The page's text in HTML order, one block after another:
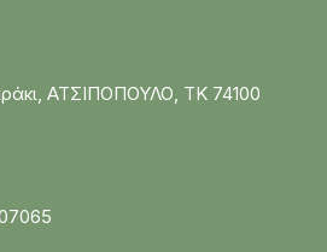
ΑΤΣΙΠΟΠΟΥΛΟ, ΤΚ 74100